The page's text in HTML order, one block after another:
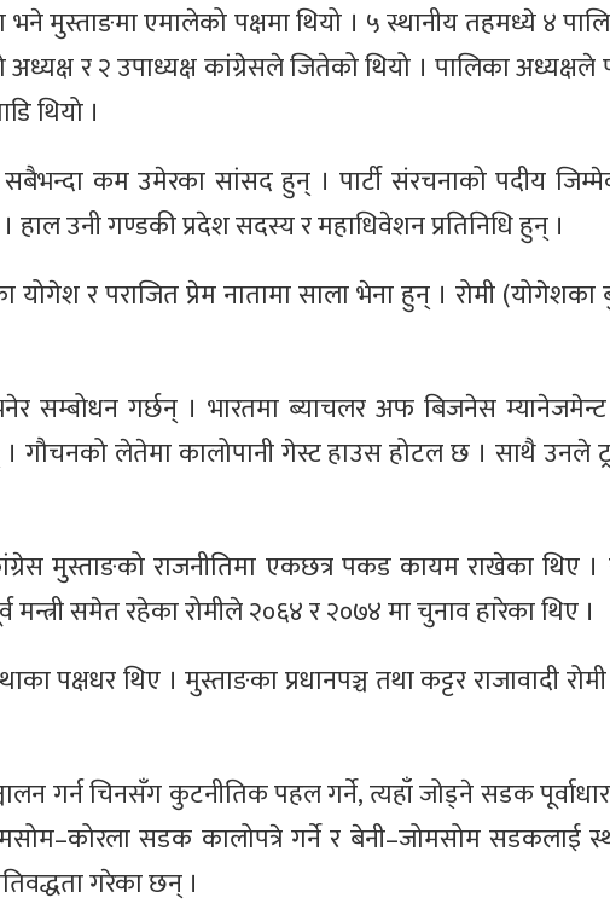
मुस्ताङमा एमालेको पक्षमा थियो । ५ स्थानीय तहमध्ये ४
र २ उपाध्यक्ष कांग्रेसले जितेको थियो । पालिका अध्यक्षले
थियो ।
कम उमेरका सांसद हुन् । पार्टी संरचनाको पदीय
उनी गण्डकी प्रदेश सदस्य र महाधिवेशन प्रतिनिधि हुन् ।
र पराजित प्रेम नातामा साला भेना हुन् । रोमी (योगेशका
सम्बोधन गर्छन् । भारतमा ब्याचलर अफ बिजनेस
गौचनको लेतेमा कालोपानी गेस्ट हाउस होटल छ । साथै उनले
मुस्ताङको राजनीतिमा एकछत्र पकड कायम राखेका थिए ।
समेत रहेका रोमीले २०६४ र २०७४ मा चुनाव हारेका थिए ।
पक्षधर थिए । मुस्ताङका प्रधानपञ्च तथा कट्टर राजावादी
गर्न चिनसँग कुटनीतिक पहल गर्ने, त्यहाँ जोड्ने सडक
सडक कालोपत्रे गर्ने र बेनी–जोमसोम सडकलाई
गरेका छन् ।